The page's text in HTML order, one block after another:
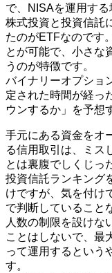
で、NISAを運用する
株式投資と投資信託
たのがETFなのです
とが可能で、小さな
うのが特徴です。
バイナリーオプショ
定された時間が経っ
ウンするか」を予想
手元にある資金をオ
る信用取引は、ミス
とは裏腹でしくじっ
投資信託ランキング
けですが、気を付け
で判断していること
人数の制限を設けな
ことはしないで、最
って運用するという
す。